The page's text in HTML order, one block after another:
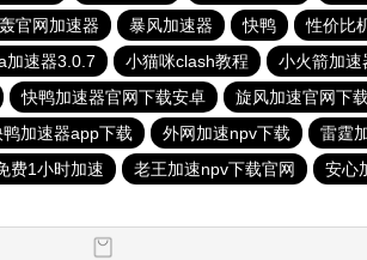
官网加速器 暴风加速器 快鸭 性价比
加速器3.0.7 小猫咪clash教程 小火箭加速
快鸭加速器官网下载安卓 旋风加速官网下载
鸭加速器app下载 外网加速npv下载 雷霆
费1小时加速 老王加速npv下载官网 安心